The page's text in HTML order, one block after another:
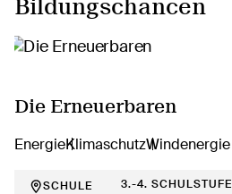
Bildungschancen
Die Erneuerbaren
EnergieKlimaschutzWindenergie
SCHULE 3.-4. SCHULSTUFE